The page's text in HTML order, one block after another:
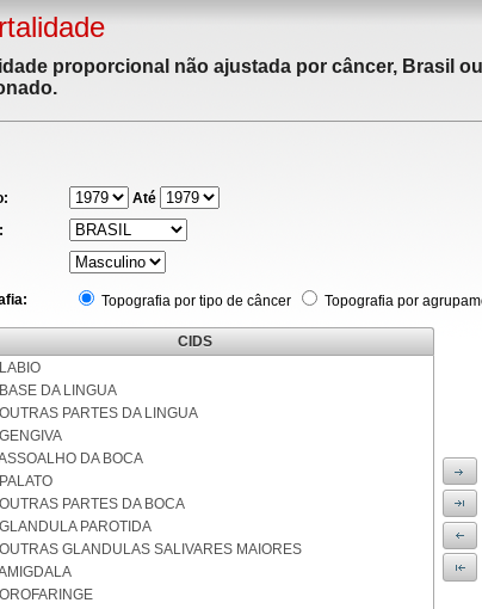
proporcional não ajustada por câncer, Brasil
Até
Topografia por tipo de câncer Topografia por
CIDS
DA LINGUA
PARTES DA LINGUA
DA BOCA
PARTES DA BOCA
PAROTIDA
GLANDULAS SALIVARES MAIORES